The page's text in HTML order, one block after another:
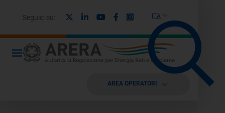
ITA
Seguici su: LinkedinYoutubeFacebook
Instagram
AREA OPERATORI